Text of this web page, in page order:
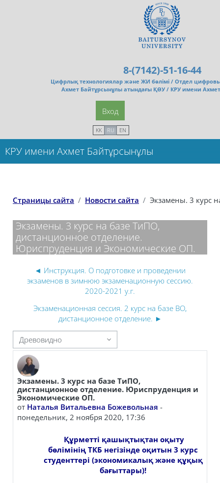
8-(7142)-51-16-44
Цифрлық технологиялар және ЖИ бөлімі / Отдел
Ахмет Байтұрсынұлы атындағы ҚӨУ / КРУ имени
Вход
KK RU EN
КРУ имени Ахмет Байтұрсынұлы
Страницы сайта Новости сайта Экзамены. 3 курс
Экзамены. 3 курс на базе ТиПО,
дистанционное отделение.
Юриспруденция и Экономические ОП.
◄ Инструкция. О подготовке и проведении
экзаменов в зимнюю экзаменационную сессию.
2020-2021 у.г.
Экзаменационная сессия. 2 курс на базе ВО,
дистанционное отделение. ►
Экзамены. 3 курс на базе ТиПО,
дистанционное отделение. Юриспруденция и
Экономические ОП.
от Наталья Витальевна Божевольная -
понедельник, 2 ноября 2020, 17:36
Количество ответов: 0
Құрметті қашықтықтан оқыту
бөлімінің ТКБ негізінде оқитын 3 курс
студенттері (экономикалық және құқық
бағыттары)!